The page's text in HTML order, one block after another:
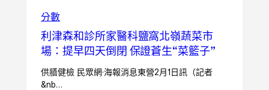
分數
利津森和診所家醫科鹽窩北嶺蔬菜市
場：提早四天倒閉 保證蒼生“菜籃子”
供膳健檢 民眾網·海報消息東營2月1日訊（記者
&nb…